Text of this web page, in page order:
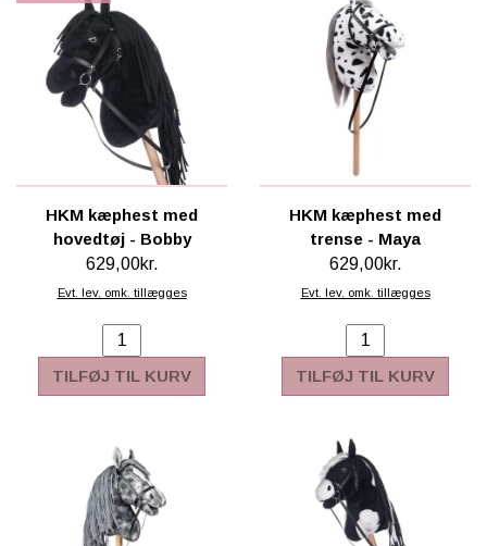
HKM kæphest med
hovedtøj - Bobby
629,00kr.
Evt. lev. omk. tillægges
TILFØJ TIL KURV
HKM kæphest med
trense - Maya
629,00kr.
Evt. lev. omk. tillægges
TILFØJ TIL KURV